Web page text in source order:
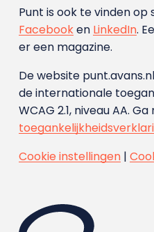
Punt is ook te vinden op
Facebooken LinkedIn.
er een magazine.
De website
de internationale
WCAG 2.1, niveau AA.
Cookie instellingen|